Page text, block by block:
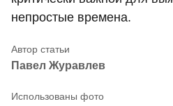
непростые времена.
Павел Журавлев